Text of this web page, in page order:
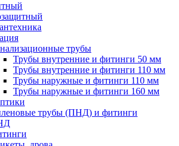
трубы
Трубы внутренние и фитинги 50 мм
Трубы внутренние и фитинги 110 мм
Трубы наружные и фитинги 110 мм
Трубы наружные и фитинги 160 мм
трубы (ПНД) и фитинги